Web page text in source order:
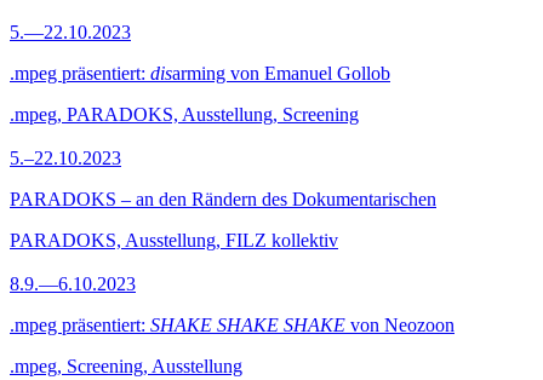
5.—22.10.2023
.mpeg präsentiert: disarming von Emanuel Gollob
.mpeg, PARADOKS, Ausstellung, Screening
5.–22.10.2023
PARADOKS – an den Rändern des Dokumentarischen
PARADOKS, Ausstellung, FILZ kollektiv
8.9.—6.10.2023
.mpeg präsentiert: SHAKE SHAKE SHAKE von Neozoon
.mpeg, Screening, Ausstellung